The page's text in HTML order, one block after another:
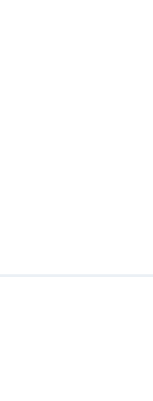
らは「シーサーち
攻撃が凄い」と